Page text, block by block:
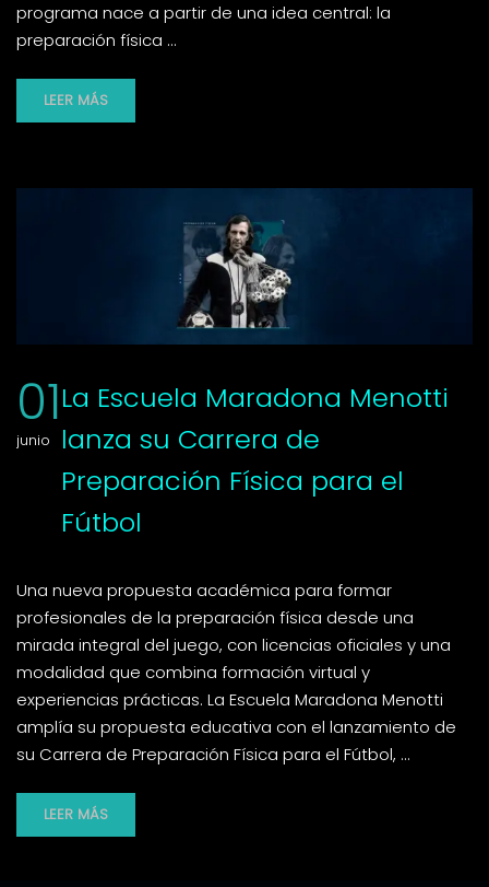
programa nace a partir de una idea central: la
preparación física …
LEER MÁS
01
junio
La Escuela Maradona Menotti
lanza su Carrera de
Preparación Física para el
Fútbol
Una nueva propuesta académica para formar
profesionales de la preparación física desde una
mirada integral del juego, con licencias oficiales y una
modalidad que combina formación virtual y
experiencias prácticas. La Escuela Maradona Menotti
amplía su propuesta educativa con el lanzamiento de
su Carrera de Preparación Física para el Fútbol, …
LEER MÁS